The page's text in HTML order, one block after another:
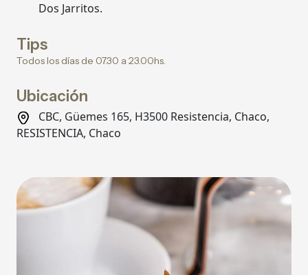
Dos Jarritos.
Tips
Todos los días de 07.30 a 23.00hs.
Ubicación
CBC, Güemes 165, H3500 Resistencia, Chaco,
RESISTENCIA, Chaco